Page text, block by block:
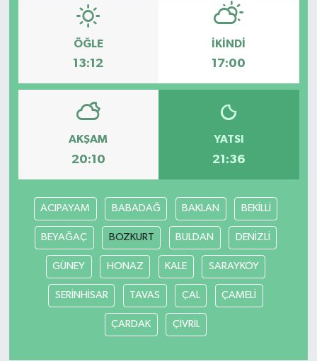
ÖĞLE
13:12
İKINDI
17:00
AKŞAM
20:10
YATSI
21:36
ACIPAYAM BABADAĞ BAKLAN BEKİLLİ
BEYAĞAÇ BOZKURT BULDAN DENİZLİ
GÜNEY HONAZ KALE SARAYKÖY
SERİNHİSAR TAVAS ÇAL ÇAMELİ
ÇARDAK ÇİVRİL